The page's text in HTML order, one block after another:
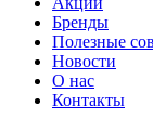
Бренды
Полезные
Новости
О нас
Контакты